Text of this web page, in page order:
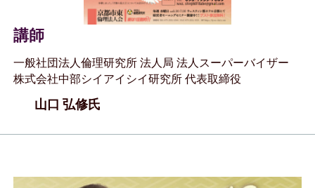
講師
一般社団法人倫理研究所 法人局 法人スーパーバイザー
株式会社中部シイアイシイ研究所 代表取締役
山口 弘修氏